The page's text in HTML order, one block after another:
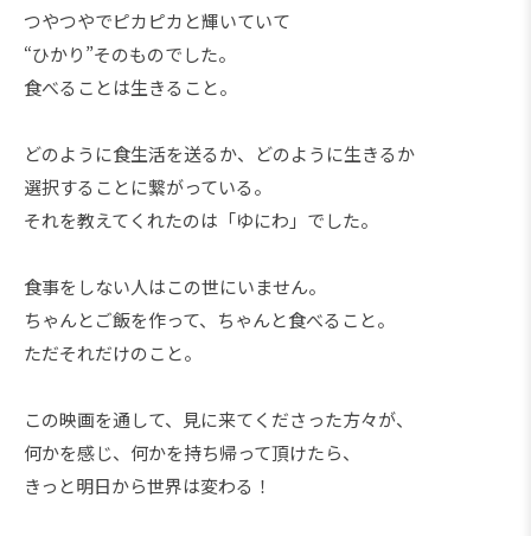
つやつやでピカピカと輝いていて
“ひかり”そのものでした。
食べることは生きること。
どのように食生活を送るか、どのように生きるか
選択することに繋がっている。
それを教えてくれたのは「ゆにわ」でした。
食事をしない人はこの世にいません。
ちゃんとご飯を作って、ちゃんと食べること。
ただそれだけのこと。
この映画を通して、見に来てくださった方々が、
何かを感じ、何かを持ち帰って頂けたら、
きっと明日から世界は変わる！